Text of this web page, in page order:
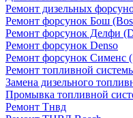
Ремонт дизельных
Ремонт форсунок Бош
Ремонт форсунок Делфи
Ремонт форсунок Denso
Ремонт форсунок Сименс
Ремонт топливной
Замена дизельного
Промывка топливной
Ремонт Тнвд